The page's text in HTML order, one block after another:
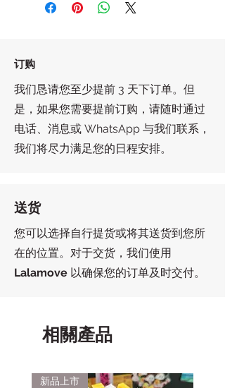
订购
我们恳请您至少提前 3 天下订单。但
是，如果您需要提前订购，请随时通过
电话、消息或 WhatsApp 与我们联系，
我们将尽力满足您的日程安排。
送货
您可以选择自行提货或将其送货到您所
在的位置。对于交货，我们使用
Lalamove 以确保您的订单及时交付。
相關產品
新品上市